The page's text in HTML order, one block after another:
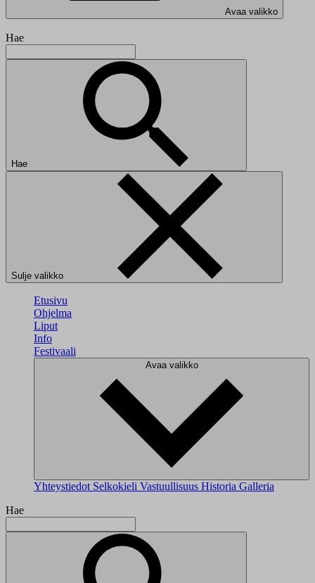
Avaa valikko
Hae
Hae
Sulje valikko
Etusivu
Ohjelma
Liput
Info
Festivaali
Avaa valikko
Yhteystiedot Selkokieli Vastuullisuus Historia Galleria
Hae